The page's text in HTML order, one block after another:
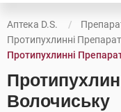
Аптека D.S.
Протипухлинні
Протипухлинні
Волочиську